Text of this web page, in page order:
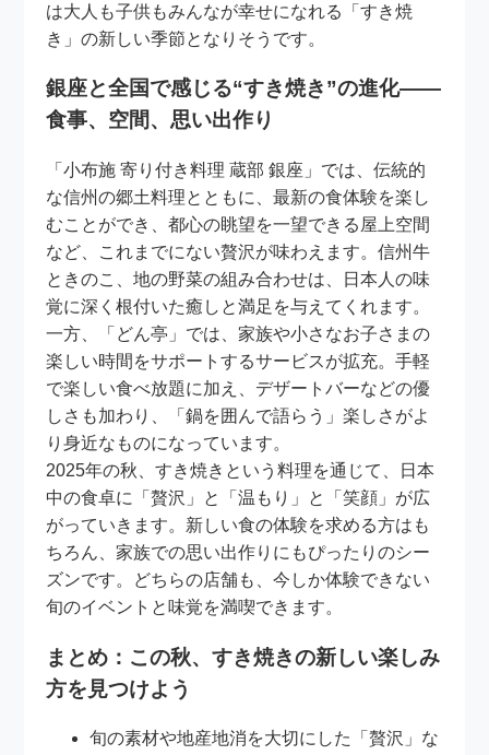
は大人も子供もみんなが幸せになれる「すき焼
き」の新しい季節となりそうです。
銀座と全国で感じる“すき焼き”の進化――
食事、空間、思い出作り
「小布施 寄り付き料理 蔵部 銀座」では、伝統的
な信州の郷土料理とともに、最新の食体験を楽し
むことができ、都心の眺望を一望できる屋上空間
など、これまでにない贅沢が味わえます。信州牛
ときのこ、地の野菜の組み合わせは、日本人の味
覚に深く根付いた癒しと満足を与えてくれます。
一方、「どん亭」では、家族や小さなお子さまの
楽しい時間をサポートするサービスが拡充。手軽
で楽しい食べ放題に加え、デザートバーなどの優
しさも加わり、「鍋を囲んで語らう」楽しさがよ
り身近なものになっています。
2025年の秋、すき焼きという料理を通じて、日本
中の食卓に「贅沢」と「温もり」と「笑顔」が広
がっていきます。新しい食の体験を求める方はも
ちろん、家族での思い出作りにもぴったりのシー
ズンです。どちらの店舗も、今しか体験できない
旬のイベントと味覚を満喫できます。
まとめ：この秋、すき焼きの新しい楽しみ
方を見つけよう
旬の素材や地産地消を大切にした「贅沢」な